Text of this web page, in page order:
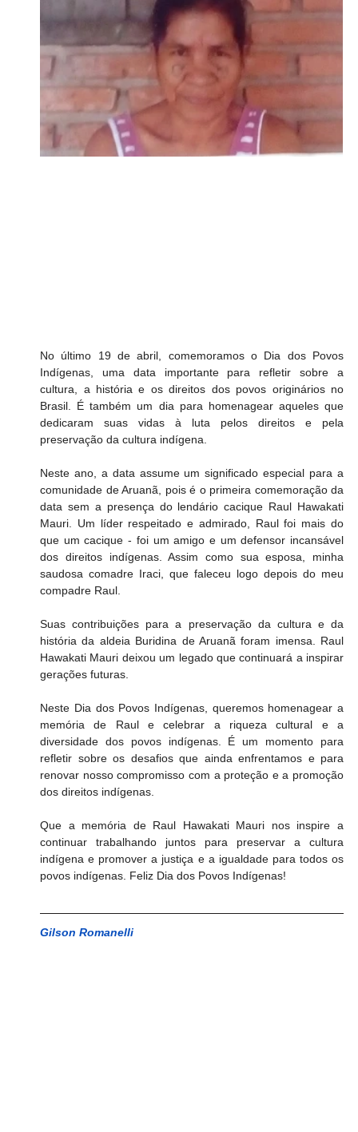
No último 19 de abril, comemoramos o Dia dos Povos
Indígenas, uma data importante para refletir sobre a
cultura, a história e os direitos dos povos originários no
Brasil. É também um dia para homenagear aqueles que
dedicaram suas vidas à luta pelos direitos e pela
preservação da cultura indígena.
Neste ano, a data assume um significado especial para a
comunidade de Aruanã, pois é o primeira comemoração da
data sem a presença do lendário cacique Raul Hawakati
Mauri. Um líder respeitado e admirado, Raul foi mais do
que um cacique - foi um amigo e um defensor incansável
dos direitos indígenas. Assim como sua esposa, minha
saudosa comadre Iraci, que faleceu logo depois do meu
compadre Raul.
Suas contribuições para a preservação da cultura e da
história da aldeia Buridina de Aruanã foram imensa. Raul
Hawakati Mauri deixou um legado que continuará a inspirar
gerações futuras.
Neste Dia dos Povos Indígenas, queremos homenagear a
memória de Raul e celebrar a riqueza cultural e a
diversidade dos povos indígenas. É um momento para
refletir sobre os desafios que ainda enfrentamos e para
renovar nosso compromisso com a proteção e a promoção
dos direitos indígenas.
Que a memória de Raul Hawakati Mauri nos inspire a
continuar trabalhando juntos para preservar a cultura
indígena e promover a justiça e a igualdade para todos os
povos indígenas. Feliz Dia dos Povos Indígenas!
Gilson Romanelli